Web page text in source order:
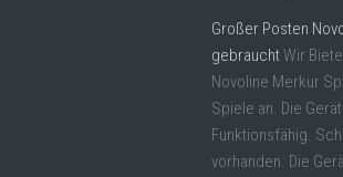
Großer Posten
gebrauchtWir
Novoline Merkur
Spiele an. Die
Funktionsfähig.
vorhanden. Die